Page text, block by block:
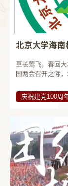
草长莺飞，春回
国两会召开之际
庆祝建党100周